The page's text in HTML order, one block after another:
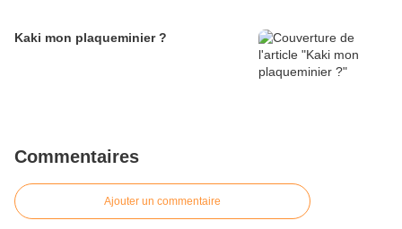
Kaki mon plaqueminier ?
Commentaires
Ajouter un commentaire